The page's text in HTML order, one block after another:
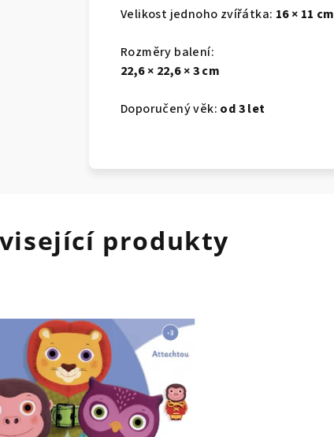
Velikost jednoho zvířátka: 16 × 11 cm
Rozměry balení:
22,6 × 22,6 × 3 cm
Doporučený věk: od 3 let
produkty